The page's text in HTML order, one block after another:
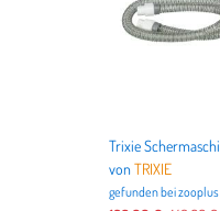
vonTRIXIE
gefunden beizooplus